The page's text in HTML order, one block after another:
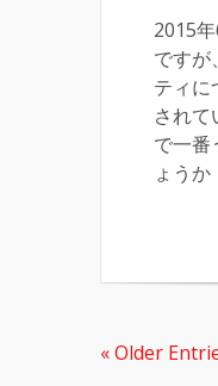
2015
ですが
ティに
されて
で一番
ょうか
« Older